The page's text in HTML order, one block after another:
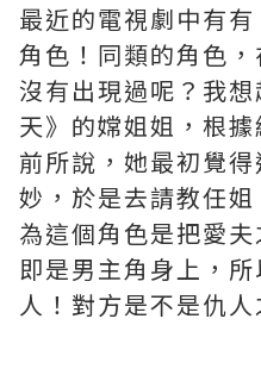
最近的電視劇中有
角色！同類的角色
沒有出現過呢？我
天》的嫦姐姐，根
前所說，她最初覺
妙，於是去請教任
為這個角色是把愛
即是男主角身上，
人！對方是不是仇人